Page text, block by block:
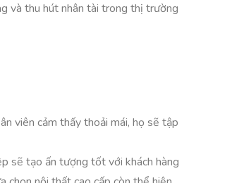
và thu hút nhân tài trong thị trường
viên cảm thấy thoải mái, họ sẽ tập
sẽ tạo ấn tượng tốt với khách hàng